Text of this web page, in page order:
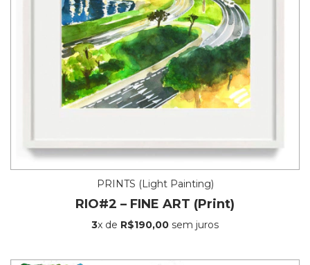
PRINTS (Light Painting)
RIO#2 – FINE ART (Print)
3x de R$190,00 sem juros